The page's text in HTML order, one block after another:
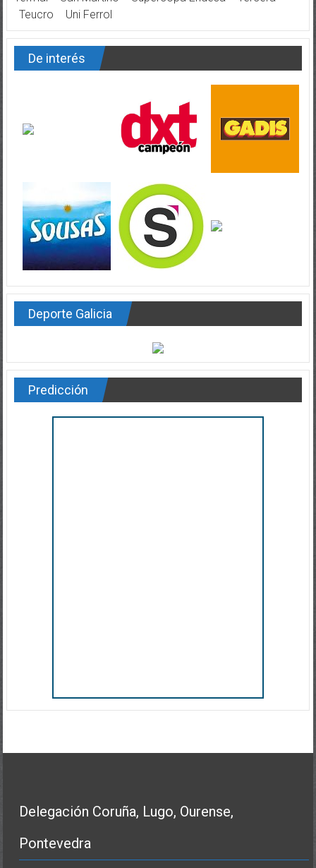
Teucro
Uni Ferrol
De interés
Deporte Galicia
Predicción
Delegación Coruña, Lugo, Ourense,
Pontevedra